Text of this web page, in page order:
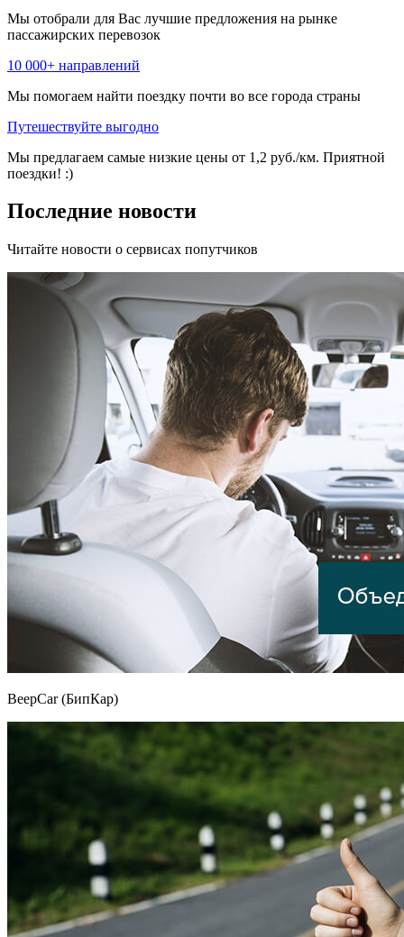
Мы отобрали для Вас лучшие предложения на рынке
пассажирских перевозок
10 000+ направлений
Мы помогаем найти поездку почти во все города страны
Путешествуйте выгодно
Мы предлагаем самые низкие цены от 1,2 руб./км. Приятной
поездки! :)
Последние новости
Читайте новости о сервисах попутчиков
BeepCar (БипКар)